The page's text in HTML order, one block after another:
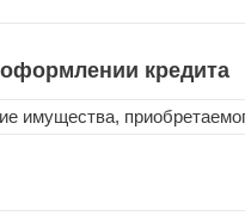
кредита
имущества,